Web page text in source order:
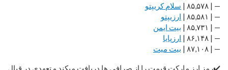
— | ۸۵,۵۷۸ |
سلام کریپتو
— | ۸۵,۵۸۱ |
ارزیپتو
— | ۸۵,۷۳۱ |
بیت ایمن
— | ۸۶,۱۴۸ |
ارزپایا
— | ۸۷,۱۰۸ |
بیت میت
✔️رمز ارز مارکت قیمت را از صرافی ها دریافت میکند و تعهدی در قبال